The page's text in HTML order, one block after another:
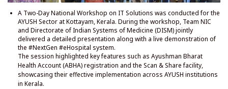
A Two-Day National Workshop on IT Solutions was conducted for the
AYUSH Sector at Kottayam, Kerala. During the workshop, Team NIC
and Directorate of Indian Systems of Medicine (DISM) jointly
delivered a detailed presentation along with a live demonstration of
the #NextGen #eHospital system.
The session highlighted key features such as Ayushman Bharat
Health Account (ABHA) registration and the Scan & Share facility,
showcasing their effective implementation across AYUSH institutions
in Kerala.